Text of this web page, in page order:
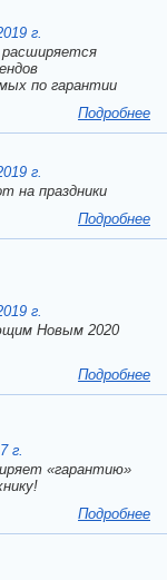
г.
расширяется
по гарантии
Подробнее
г.
на праздники
Подробнее
г.
Новым 2020
Подробнее
г.
«гарантию»
Подробнее